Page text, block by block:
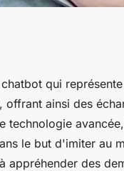
virtuel
ses
qui
offrant ainsi des
technologie
le but d'imiter au
appréhender des